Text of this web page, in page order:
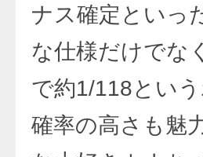
ナス確定といっ
な仕様だけでな
で約1/118とい
確率の高さも魅